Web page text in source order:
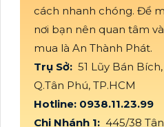
cách nhanh chóng. Để
nơi bạn nên quan tâm
mua là An Thành Phát.
Trụ Sở: 51 Lũy Bán
Q.Tân Phú, TP.HCM
Hotline: 0938.11.23.99
Chi Nhánh 1: 445/38